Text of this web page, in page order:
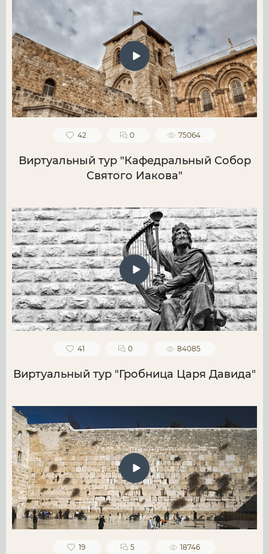
42 0 75064
Виртуальный тур "Кафедральный Собор
Святого Иакова"
41 0 84085
Виртуальный тур "Гробница Царя Давида"
19 5 18746